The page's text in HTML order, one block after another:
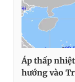
Áp thấp
hướng vào